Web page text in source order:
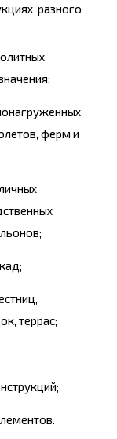
разного
ферм и
террас;